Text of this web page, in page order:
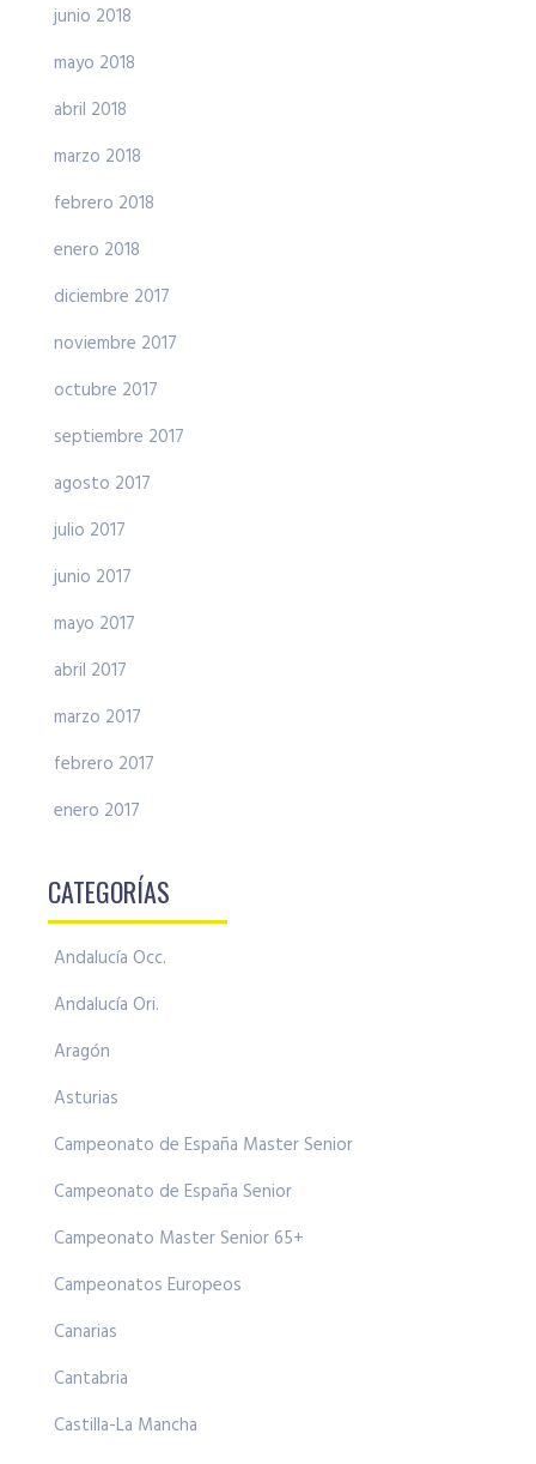
junio 2018
mayo 2018
abril 2018
marzo 2018
febrero 2018
enero 2018
diciembre 2017
noviembre 2017
octubre 2017
septiembre 2017
agosto 2017
julio 2017
junio 2017
mayo 2017
abril 2017
marzo 2017
febrero 2017
enero 2017
CATEGORÍAS
Andalucía Occ.
Andalucía Ori.
Aragón
Asturias
Campeonato de España Master Senior
Campeonato de España Senior
Campeonato Master Senior 65+
Campeonatos Europeos
Canarias
Cantabria
Castilla-La Mancha